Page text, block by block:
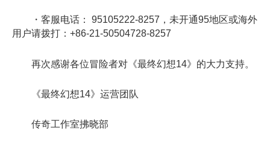
・客服电话： 95105222-8257，未开通95地区或海外
用户请拨打：+86-21-50504728-8257
再次感谢各位冒险者对《最终幻想14》的大力支持。
《最终幻想14》运营团队
传奇工作室拂晓部